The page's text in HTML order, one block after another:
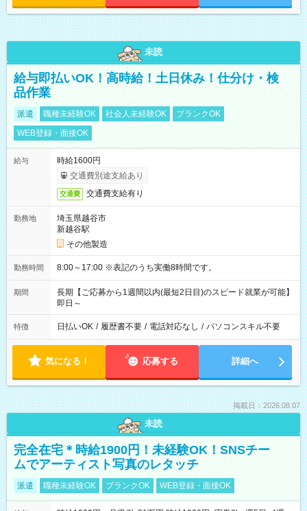
未読
給与即払いOK！高時給！土日休み！仕分け・検
品作業
派遣 職種未経験OK 社会人未経験OK
ブランクOK
WEB登録・面接OK
給与
時給1600円
交通費別途支給あり
交通費 交通費支給有り
勤務地
埼玉県越谷市
新越谷駅
その他製造
勤務時間 8:00～17:00 ※表記のうち実働8時間です。
期間
長期【ご応募から1週間以内(最短2日目)のスピード就業が可能】
即日～
特徴 日払いOK / 履歴書不要 / 電話対応なし / パソコンスキル不要
気になる！ 応募する 詳細へ
掲載日：2026.08.07
未読
完全在宅＊時給1900円！未経験OK！SNSチー
ムでアーティスト写真のレタッチ
派遣 職種未経験OK ブランクOK WEB登録・面接OK